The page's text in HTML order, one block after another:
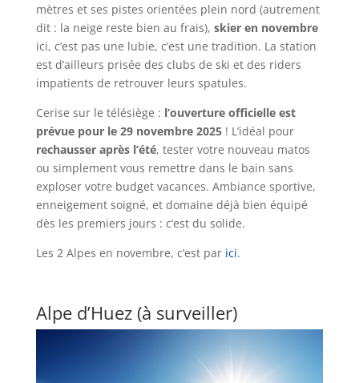
mètres et ses pistes orientées plein nord (autrement
dit : la neige reste bien au frais), skier en novembre
ici, c’est pas une lubie, c’est une tradition. La station
est d’ailleurs prisée des clubs de ski et des riders
impatients de retrouver leurs spatules.
Cerise sur le télésiège : l’ouverture officielle est
prévue pour le 29 novembre 2025! L’idéal pour
rechausser après l’été, tester votre nouveau matos
ou simplement vous remettre dans le bain sans
exploser votre budget vacances. Ambiance sportive,
enneigement soigné, et domaine déjà bien équipé
dès les premiers jours : c’est du solide.
Les 2 Alpes en novembre, c’est par ici.
Alpe d’Huez (à surveiller)